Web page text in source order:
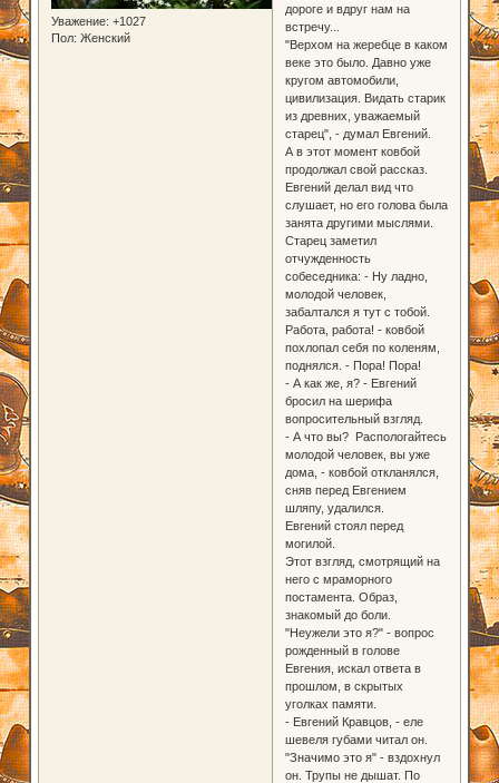
Уважение: +1027
Пол: Женский
дороге и вдруг нам на
встречу...
"Верхом на жеребце в каком
веке это было. Давно уже
кругом автомобили,
цивилизация. Видать старик
из древних, уважаемый
старец", - думал Евгений.
А в этот момент ковбой
продолжал свой рассказ.
Евгений делал вид что
слушает, но его голова была
занята другими мыслями.
Старец заметил
отчужденность
собеседника: - Ну ладно,
молодой человек,
забалтался я тут с тобой.
Работа, работа! - ковбой
похлопал себя по коленям,
поднялся. - Пора! Пора!
- А как же, я? - Евгений
бросил на шерифа
вопросительный взгляд.
- А что вы? Распологайтесь
молодой человек, вы уже
дома, - ковбой откланялся,
сняв перед Евгением
шляпу, удалился.
Евгений стоял перед
могилой.
Этот взгляд, смотрящий на
него с мраморного
постамента. Образ,
знакомый до боли.
"Неужели это я?" - вопрос
рожденный в голове
Евгения, искал ответа в
прошлом, в скрытых
уголках памяти.
- Евгений Кравцов, - еле
шевеля губами читал он.
"Значимо это я" - вздохнул
он. Трупы не дышат. По